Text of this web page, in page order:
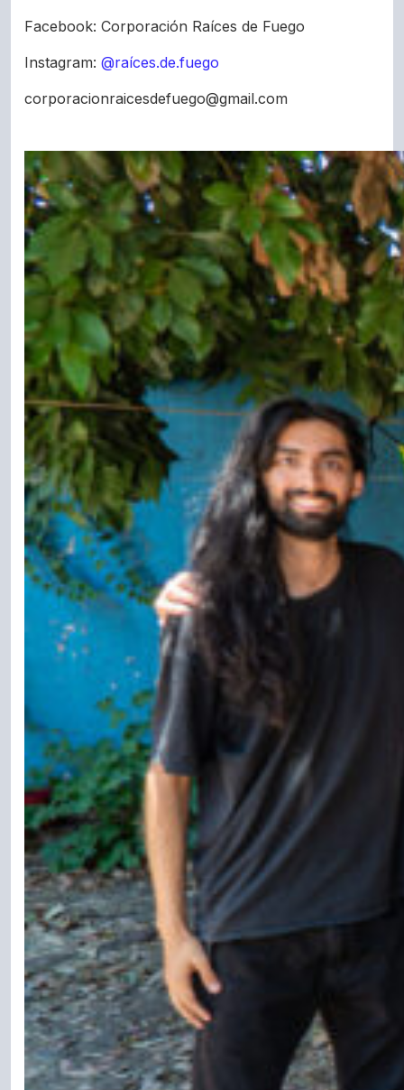
Facebook: Corporación Raíces de Fuego
Instagram: @raíces.de.fuego
corporacionraicesdefuego@gmail.com